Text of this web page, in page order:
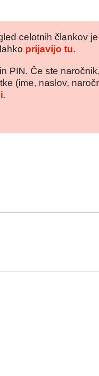
celotnih člankov
prijavijo tu.
PIN. Če ste
(ime, naslov,
.